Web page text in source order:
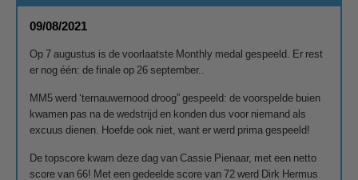
09/08/2021
Op 7 augustus is de voorlaatste Monthly medal gespeeld. Er rest
er nog één: de finale op 26 september..
MM5 werd ‘ternauwernood droog” gespeeld: de voorspelde buien
kwamen pas na de wedstrijd en konden dus voor niemand als
excuus dienen. Hoefde ook niet, want er werd prima gespeeld!
De topscore kwam deze dag van Cassie Pienaar, met een netto
score van 66! Met een gedeelde score van 72 werd Dirk Hermus